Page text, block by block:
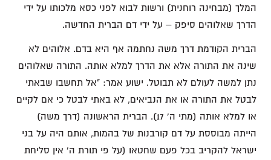
המלך (מבחינה רוחנית) ורשות לבוא לפני כסא מלכותו על ידי
הדרך שאלוהים סיפק – על ידי דם הברית החדשה.
הברית הקודמת דרך משה נחתמה אף היא בדם. אלוהים לא
שינה את התורה אלא את הדרך למלא אותה. התורה שאלוהים
נתן למשה לעולם לא תבוטל. ישוע אמר: "אל תחשבו שבאתי
לבטל את התורה או את הנביאים, לא באתי לבטל כי אם לקיים
או למלא אותה (מתי ה' 17). הברית הראשונה (דרך משה)
הייתה מבוססת על דם קורבנות של בהמות, אותם היה על בני
ישראל להקריב בכל פעם שחטאו (על פי תורת ה' אין סליחת